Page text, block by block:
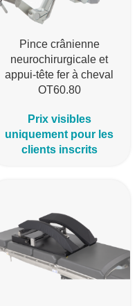
Pince crânienne
neurochirurgicale et
appui-tête fer à cheval
OT60.80
Prix visibles
uniquement pour les
clients inscrits